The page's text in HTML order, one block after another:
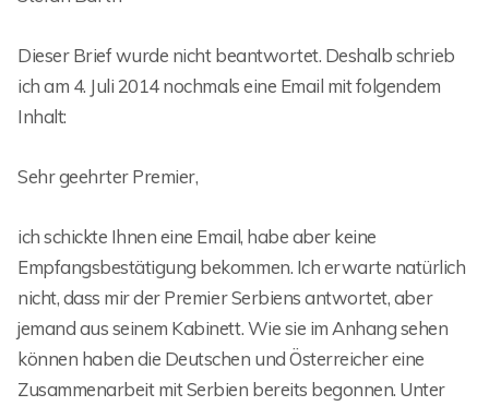
Dieser Brief wurde nicht beantwortet. Deshalb schrieb
ich am 4. Juli 2014 nochmals eine Email mit folgendem
Inhalt:
Sehr geehrter Premier,
ich schickte Ihnen eine Email, habe aber keine
Empfangsbestätigung bekommen. Ich erwarte natürlich
nicht, dass mir der Premier Serbiens antwortet, aber
jemand aus seinem Kabinett. Wie sie im Anhang sehen
können haben die Deutschen und Österreicher eine
Zusammenarbeit mit Serbien bereits begonnen. Unter